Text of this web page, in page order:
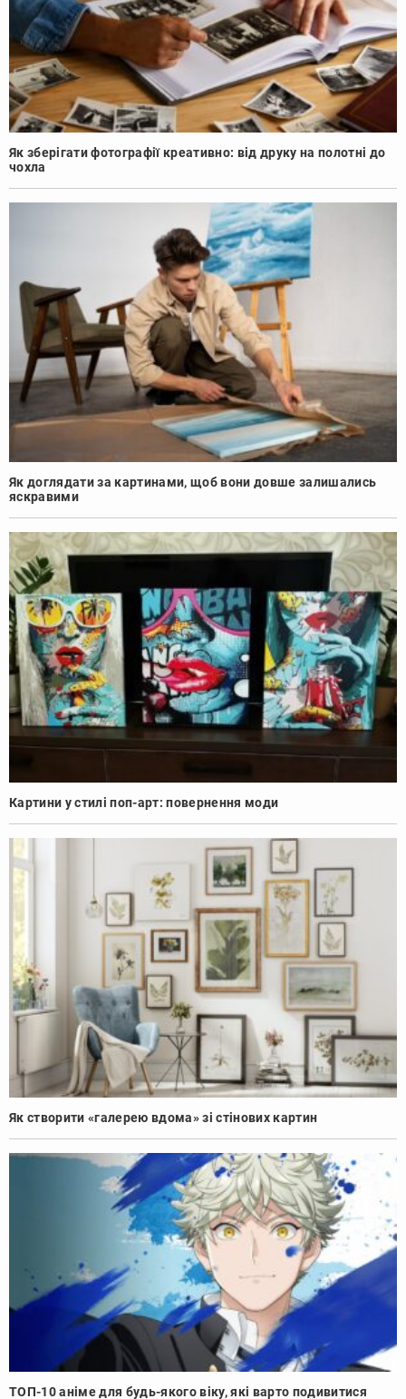
Як зберігати фотографії креативно: від друку на полотні до
чохла
Як доглядати за картинами, щоб вони довше залишались
яскравими
Картини у стилі поп-арт: повернення моди
Як створити «галерею вдома» зі стінових картин
ТОП-10 аніме для будь-якого віку, які варто подивитися